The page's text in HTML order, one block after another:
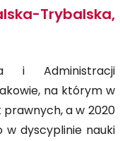
Trybalska,
i Administracji
na którym w
prawnych, a w 2020
dyscyplinie nauki